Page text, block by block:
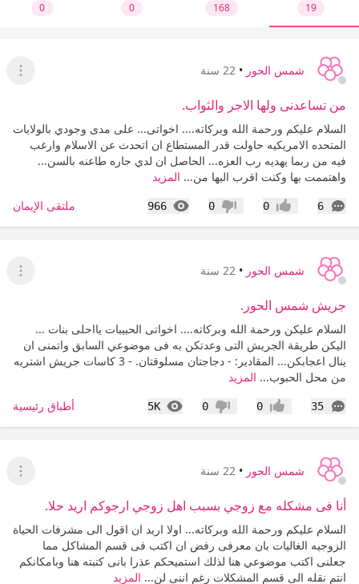
19
168
0
0
شمس الحور • 22 سنة
عرض
من تساعدنى ولها الاجر والثواب.
السلام عليكم ورحمة الله وبركاته.... اخواتى... على مدى وجودي بالولايات
المتحده الامريكيه حاولت قدر المستطاع ان اتحدث عن الاسلام وارغب
فيه من ربما يهديه رب العزه... الحاصل ان لدي جاره طاعنه بالسن...
واهتممت بها وكنت اقرب اليها من... المزيد
6
التعليقات إعجاب0 عدم إعجاب
0
966
المشاهدات ملتقى الإيمان
شمس الحور • 22 سنة
عرض
جريش شمس الحور.
السلام عليكن ورحمة الله وبركاته.... اخواتى الحبيبات يااحلى بنات ...
اليكن طريقة الجريش التى وعدتكن به فى موضوعي السابق واتمنى ان
ينال اعجابكن... المقادير: - دجاجتان مسلوقتان. - 3 كاسات جريش اشتريه
من محل الحبوب... المزيد
35
التعليقات إعجاب0 عدم إعجاب
0
5K
المشاهدات أطباق رئيسية
شمس الحور • 22 سنة
عرض
أنا فى مشكله مع زوجي بسبب اهل زوجي ارجوكم اريد حلا.
السلام عليكم ورحمة الله وبركاته... اولا اريد ان اقول الى مشرفات الحياة
الزوجيه الغاليات بان معرفى رفض ان اكتب فى قسم المشاكل مما
جعلنى اكتب موضوعي هنا لذلك استميحكم عذرا بانى كتبته هنا وبامكانكم
انتم نقله الى قسم المشكلات رغم اننى لن... المزيد